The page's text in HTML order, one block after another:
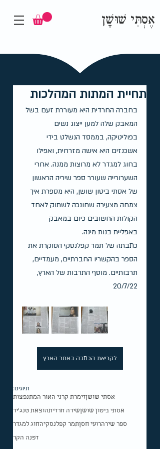
אֶסְתִּי שׁוּשָׁן
תחיית המתות המהלכות
בחברה החרדית היא מעוררת זעם בשל
המאבק שלה למען ייצוג נשים
בפוליטיקה, בממסד הנשלט בידי
אשכנזים היא אישה מזרחית, ואפילו
בחוג למגדר לא מרוצות ממנה. אחרי
השערורייה שעורר ספר שיריה הראשון
של אסתי ביטון שושן, היא מספרת איך
צמחה מצעירה שחונכה לשתוק לאחד
הקולות החשובים כיום במאבק
באפליית בנות מינה.
כתבתה של תמר קפלנסקי הסוקרת את
הספר בהקשריו החברתיים, מעמדיים,
תרבותיים. מוסף התרבות של הארץ,
20/7/22
לקריאת הכתבה באתר הארץ
תיוגים:
אסתי שושןזימרת קרני האור המתנפצות
אסתי ביטון שושןשירה חרדיתהוצאת טנג'יר
ספר שירהרועי חסןתמר קפלנסקיהחוג למגדר
דפנה הקר